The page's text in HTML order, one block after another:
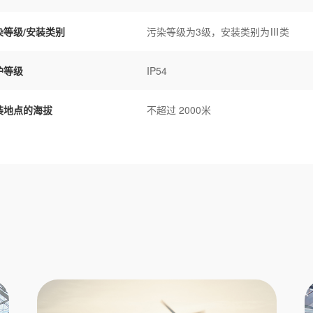
等级/安装类别 污染等级为3级，安装类别为Ⅲ类
等级 IP54
地点的海拔 不超过 2000米